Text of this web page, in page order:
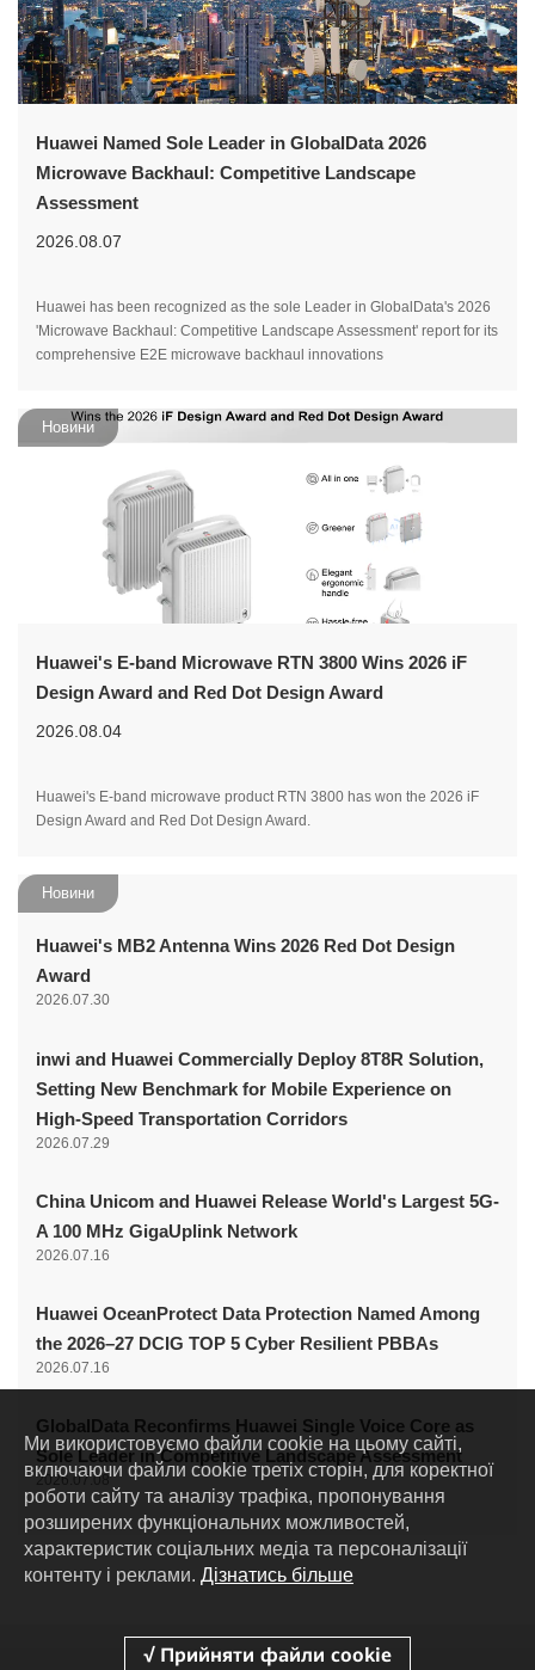
Huawei Named Sole Leader in GlobalData 2026
Microwave Backhaul: Competitive Landscape
Assessment
2026.08.07
Huawei has been recognized as the sole Leader in GlobalData's 2026
'Microwave Backhaul: Competitive Landscape Assessment' report for its
comprehensive E2E microwave backhaul innovations
Новини
Huawei's E-band Microwave RTN 3800 Wins 2026 iF
Design Award and Red Dot Design Award
2026.08.04
Huawei's E-band microwave product RTN 3800 has won the 2026 iF
Design Award and Red Dot Design Award.
Новини
Huawei's MB2 Antenna Wins 2026 Red Dot Design
Award
2026.07.30
inwi and Huawei Commercially Deploy 8T8R Solution,
Setting New Benchmark for Mobile Experience on
High-Speed Transportation Corridors
2026.07.29
China Unicom and Huawei Release World's Largest 5G-
A 100 MHz GigaUplink Network
2026.07.16
Huawei OceanProtect Data Protection Named Among
the 2026–27 DCIG TOP 5 Cyber Resilient PBBAs
2026.07.16
GlobalData Reconfirms Huawei Single Voice Core as
Sole Leader in Competitive Landscape Assessment
2026.07.08
Ми використовуємо файли cookie на цьому сайті,
включаючи файли cookie третіх сторін, для коректної
роботи сайту та аналізу трафіка, пропонування
розширених функціональних можливостей,
характеристик соціальних медіа та персоналізації
контенту і реклами. Дізнатись більше